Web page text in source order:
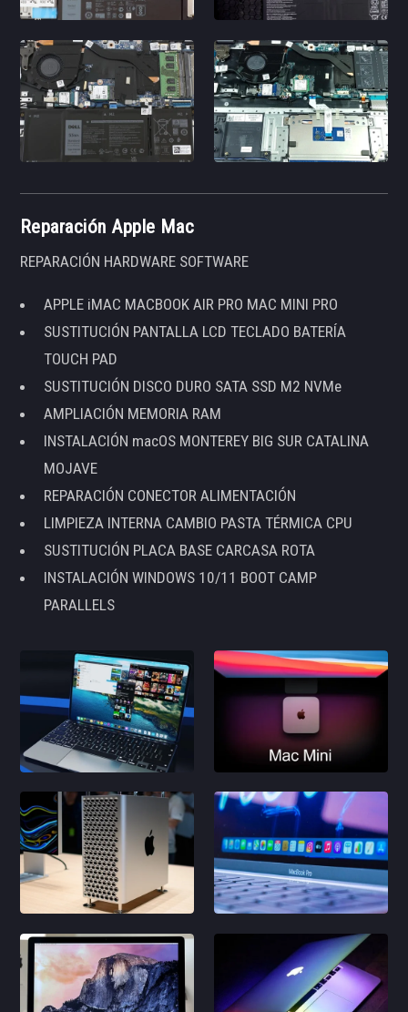
Reparación Apple Mac
REPARACIÓN HARDWARE SOFTWARE
APPLE iMAC MACBOOK AIR PRO MAC MINI PRO
SUSTITUCIÓN PANTALLA LCD TECLADO BATERÍA
TOUCH PAD
SUSTITUCIÓN DISCO DURO SATA SSD M2 NVMe
AMPLIACIÓN MEMORIA RAM
INSTALACIÓN macOS MONTEREY BIG SUR CATALINA
MOJAVE
REPARACIÓN CONECTOR ALIMENTACIÓN
LIMPIEZA INTERNA CAMBIO PASTA TÉRMICA CPU
SUSTITUCIÓN PLACA BASE CARCASA ROTA
INSTALACIÓN WINDOWS 10/11 BOOT CAMP
PARALLELS